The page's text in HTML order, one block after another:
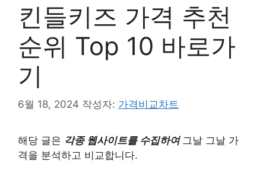
킨들키즈 가격 추천
순위 Top 10 바로가
기
6월 18, 2024 작성자: 가격비교차트
해당 글은 각종 웹사이트를 수집하여 그날 그날 가
격을 분석하고 비교합니다.